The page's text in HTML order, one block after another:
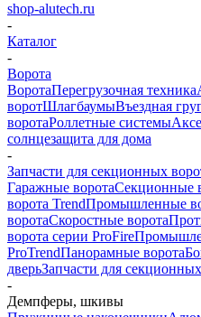
shop-alutech.ru
-
Каталог
-
Ворота
ВоротаПерегрузочная техника
воротШлагбаумыВъездная
воротаРоллетные системы
солнцезащита для дома
-
Запчасти для секционных
Гаражные воротаСекционные
ворота TrendПромышленные
воротаСкоростные ворота
ворота серии ProFire
ProTrendПанорамные ворота
дверьЗапчасти для
-
Демпферы, шкивы